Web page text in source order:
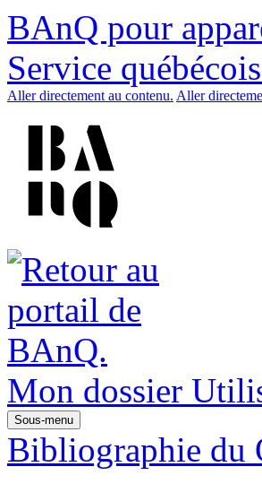
BAnQ pour
Service
Aller directement au contenu. Aller
Mon dossier
Sous-menu
Bibliographie du